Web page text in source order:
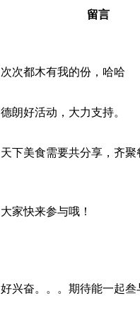
留言
次次都木有我的份，哈哈
德朗好活动，大力支持。
天下美食需要共分享，齐聚
大家快来参与哦！
好兴奋。。。期待能一起叁